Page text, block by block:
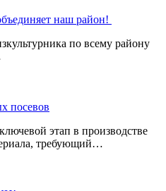
наш район!
по всему району
посевов
этап в производстве
требующий…